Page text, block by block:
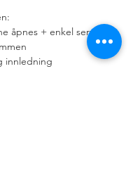
åpnes + enkel servering
innledning